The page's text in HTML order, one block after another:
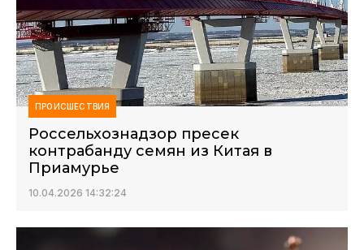
ПРОИСШЕСТВИЯ
Россельхознадзор пресек
контрабанду семян из Китая в
Приамурье
10.04.2026 14:32:24